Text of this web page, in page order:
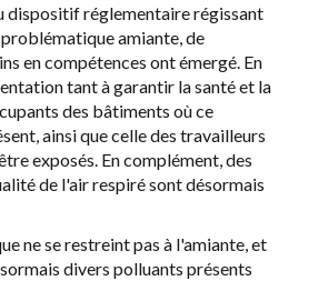
dispositif réglementaire régissant
amiante, de
en compétences ont émergé. En
tant à garantir la santé et la
des bâtiments où ce
ainsi que celle des travailleurs
exposés. En complément, des
de l'air respiré sont désormais
ne se restreint pas à l'amiante, et
divers polluants présents